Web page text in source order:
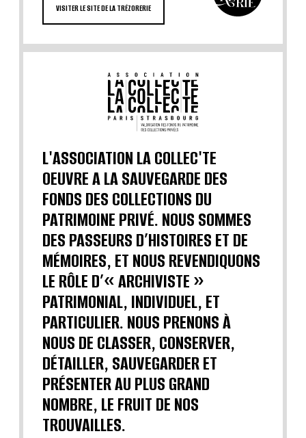
VISITER LE SITE DE LA TRÉZORERIE
L'ASSOCIATION LA COLLEC'TE
OEUVRE A LA SAUVEGARDE DES
FONDS DES COLLECTIONS DU
PATRIMOINE PRIVÉ. NOUS SOMMES
DES PASSEURS D’HISTOIRES ET DE
MÉMOIRES, ET NOUS REVENDIQUONS
LE RÔLE D’« ARCHIVISTE »
PATRIMONIAL, INDIVIDUEL, ET
PARTICULIER. NOUS PRENONS À
NOUS DE CLASSER, CONSERVER,
DÉTAILLER, SAUVEGARDER ET
PRÉSENTER AU PLUS GRAND
NOMBRE, LE FRUIT DE NOS
TROUVAILLES.